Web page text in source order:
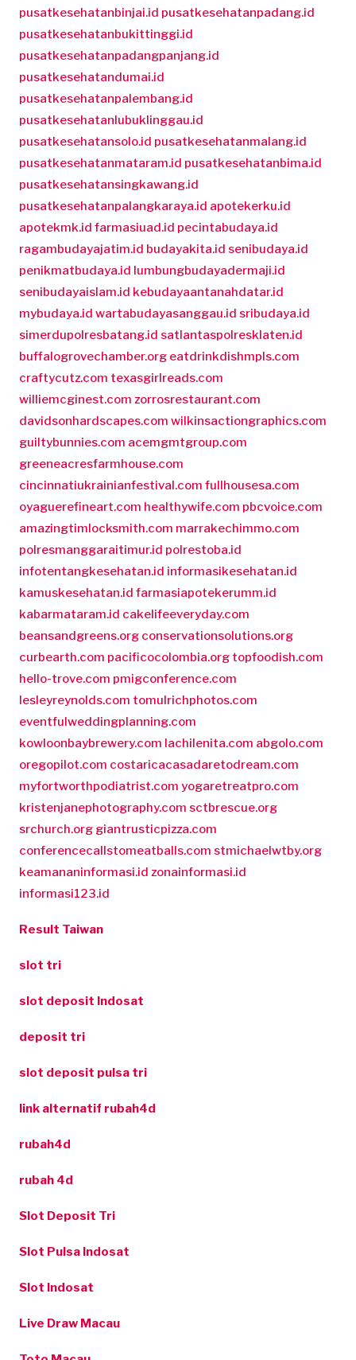
pusatkesehatanbinjai.id pusatkesehatanpadang.id
pusatkesehatanbukittinggi.id
pusatkesehatanpadangpanjang.id
pusatkesehatandumai.id
pusatkesehatanpalembang.id
pusatkesehatanlubuklinggau.id
pusatkesehatansolo.id pusatkesehatanmalang.id
pusatkesehatanmataram.id pusatkesehatanbima.id
pusatkesehatansingkawang.id
pusatkesehatanpalangkaraya.id apotekerku.id
apotekmk.id farmasiuad.id pecintabudaya.id
ragambudayajatim.id budayakita.id senibudaya.id
penikmatbudaya.id lumbungbudayadermaji.id
senibudayaislam.id kebudayaantanahdatar.id
mybudaya.id wartabudayasanggau.id sribudaya.id
simerdupolresbatang.id satlantaspolresklaten.id
buffalogrovechamber.org eatdrinkdishmpls.com
craftycutz.com texasgirlreads.com
williemcginest.com zorrosrestaurant.com
davidsonhardscapes.com wilkinsactiongraphics.com
guiltybunnies.com acemgmtgroup.com
greeneacresfarmhouse.com
cincinnatiukrainianfestival.com fullhousesa.com
oyaguerefineart.com healthywife.com pbcvoice.com
amazingtimlocksmith.com marrakechimmo.com
polresmanggaraitimur.id polrestoba.id
infotentangkesehatan.id informasikesehatan.id
kamuskesehatan.id farmasiapotekerumm.id
kabarmataram.id cakelifeeveryday.com
beansandgreens.org conservationsolutions.org
curbearth.com pacificocolombia.org topfoodish.com
hello-trove.com pmigconference.com
lesleyreynolds.com tomulrichphotos.com
eventfulweddingplanning.com
kowloonbaybrewery.com lachilenita.com abgolo.com
oregopilot.com costaricacasadaretodream.com
myfortworthpodiatrist.com yogaretreatpro.com
kristenjanephotography.com sctbrescue.org
srchurch.org giantrusticpizza.com
conferencecallstomeatballs.com stmichaelwtby.org
keamananinformasi.id zonainformasi.id
informasi123.id
Result Taiwan
slot tri
slot deposit Indosat
deposit tri
slot deposit pulsa tri
link alternatif rubah4d
rubah4d
rubah 4d
Slot Deposit Tri
Slot Pulsa Indosat
Slot Indosat
Live Draw Macau